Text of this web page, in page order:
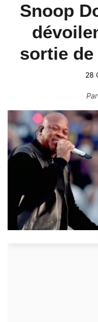
Snoop
sortie
28
Par